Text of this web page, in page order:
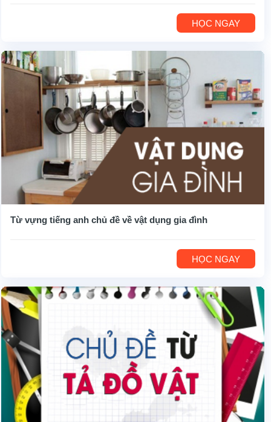
HỌC NGAY
Từ vựng tiếng anh chủ đề về vật dụng gia đình
HỌC NGAY